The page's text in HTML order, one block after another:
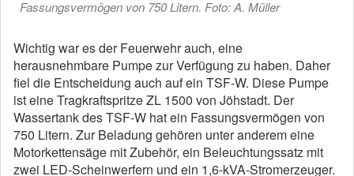
Fassungsvermögen von 750 Litern. Foto: A. Müller
Wichtig war es der Feuerwehr auch, eine
herausnehmbare Pumpe zur Verfügung zu haben. Daher
fiel die Entscheidung auch auf ein TSF-W. Diese Pumpe
ist eine Tragkraftspritze ZL 1500 von Jöhstadt. Der
Wassertank des TSF-W hat ein Fassungsvermögen von
750 Litern. Zur Beladung gehören unter anderem eine
Motorkettensäge mit Zubehör, ein Beleuchtungssatz mit
zwei LED-Scheinwerfern und ein 1,6-kVA-Stromerzeuger.